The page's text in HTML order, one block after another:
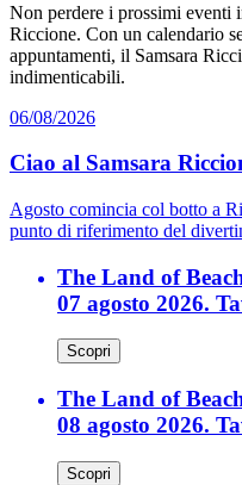
Non perdere i prossimi eventi
Riccione. Con un calendario
appuntamenti, il Samsara
indimenticabili.
06/08/2026
Ciao al Samsara
Agosto comincia col botto a
punto di riferimento del
The Land of
07 agosto 2026.
Scopri
The Land of
08 agosto 2026.
Scopri